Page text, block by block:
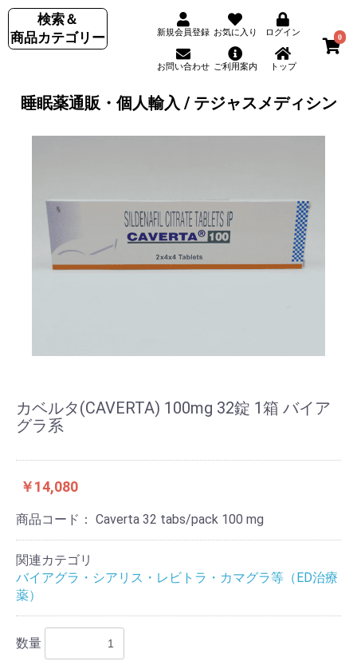
検索＆
商品カテゴリー
新規会員登録 お気に入り ログイン
お問い合わせ ご利用案内 トップ
0
睡眠薬通販・個人輸入 / テジャスメディシン
カベルタ(CAVERTA) 100mg 32錠 1箱 バイア
グラ系
￥14,080
商品コード： Caverta 32 tabs/pack 100 mg
関連カテゴリ
バイアグラ・シアリス・レビトラ・カマグラ等（ED治療
薬）
数量